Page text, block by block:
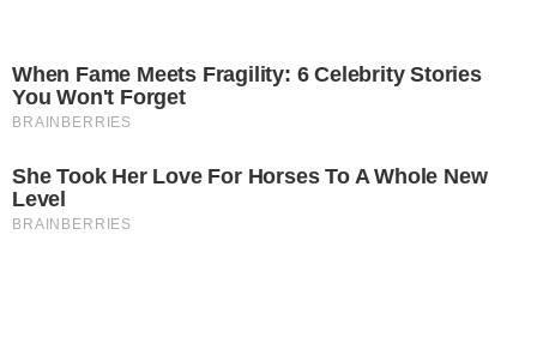
When Fame Meets Fragility: 6 Celebrity Stories
You Won't Forget
BRAINBERRIES
She Took Her Love For Horses To A Whole New
Level
BRAINBERRIES